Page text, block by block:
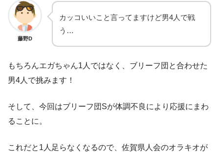
藤野D
カッコいいこと言ってますけど男4人で戦
う…
もちろんエガちゃん1人ではなく、ブリーフ団と合わせた
男4人で挑みます！
そして、今回はブリーフ団Sが体調不良により応援にまわ
ることに。
これだと1人足らなくなるので、佐賀県人会のオラキオが